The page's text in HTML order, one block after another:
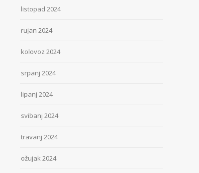
listopad 2024
rujan 2024
kolovoz 2024
srpanj 2024
lipanj 2024
svibanj 2024
travanj 2024
ožujak 2024